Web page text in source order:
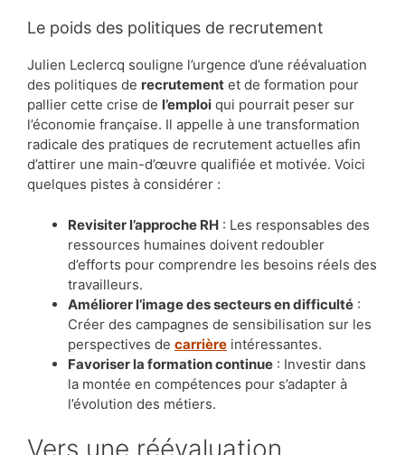
Le poids des politiques de recrutement
Julien Leclercq souligne l’urgence d’une réévaluation
des politiques de recrutement et de formation pour
pallier cette crise de l’emploi qui pourrait peser sur
l’économie française. Il appelle à une transformation
radicale des pratiques de recrutement actuelles afin
d’attirer une main-d’œuvre qualifiée et motivée. Voici
quelques pistes à considérer :
Revisiter l’approche RH : Les responsables des
ressources humaines doivent redoubler
d’efforts pour comprendre les besoins réels des
travailleurs.
Améliorer l’image des secteurs en difficulté :
Créer des campagnes de sensibilisation sur les
perspectives de carrière intéressantes.
Favoriser la formation continue : Investir dans
la montée en compétences pour s’adapter à
l’évolution des métiers.